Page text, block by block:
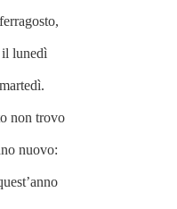
lunedì
non trovo
nuovo: